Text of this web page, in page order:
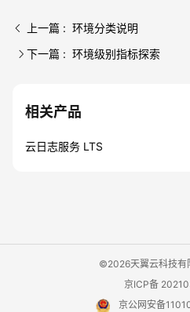
上一篇 : 环境分类说明
下一篇 : 环境级别指标探索
相关产品
云日志服务 LTS
©2026天翼云科技有
京ICP备
京公网安备